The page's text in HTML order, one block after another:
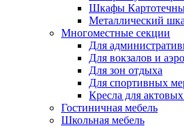
Шкафы
Металлический
Многоместные секции
Для
Для вокзалов и
Для зон отдыха
Для спортивных
Кресла для
Гостиничная мебель
Школьная мебель